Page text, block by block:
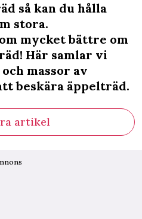
så kan du hålla
stora.
mycket bättre om
Här samlar vi
massor av
beskära äppelträd.
artikel